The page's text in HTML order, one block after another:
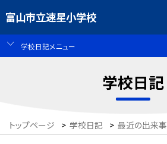
富山市立速星小学校
学校日記メニュー
学校日記
トップページ > 学校日記 > 最近の出来事